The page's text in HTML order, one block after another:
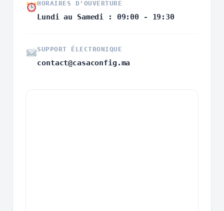
HORAIRES D'OUVERTURE
Lundi au Samedi : 09:00 - 19:30
SUPPORT ÉLECTRONIQUE
contact@casaconfig.ma